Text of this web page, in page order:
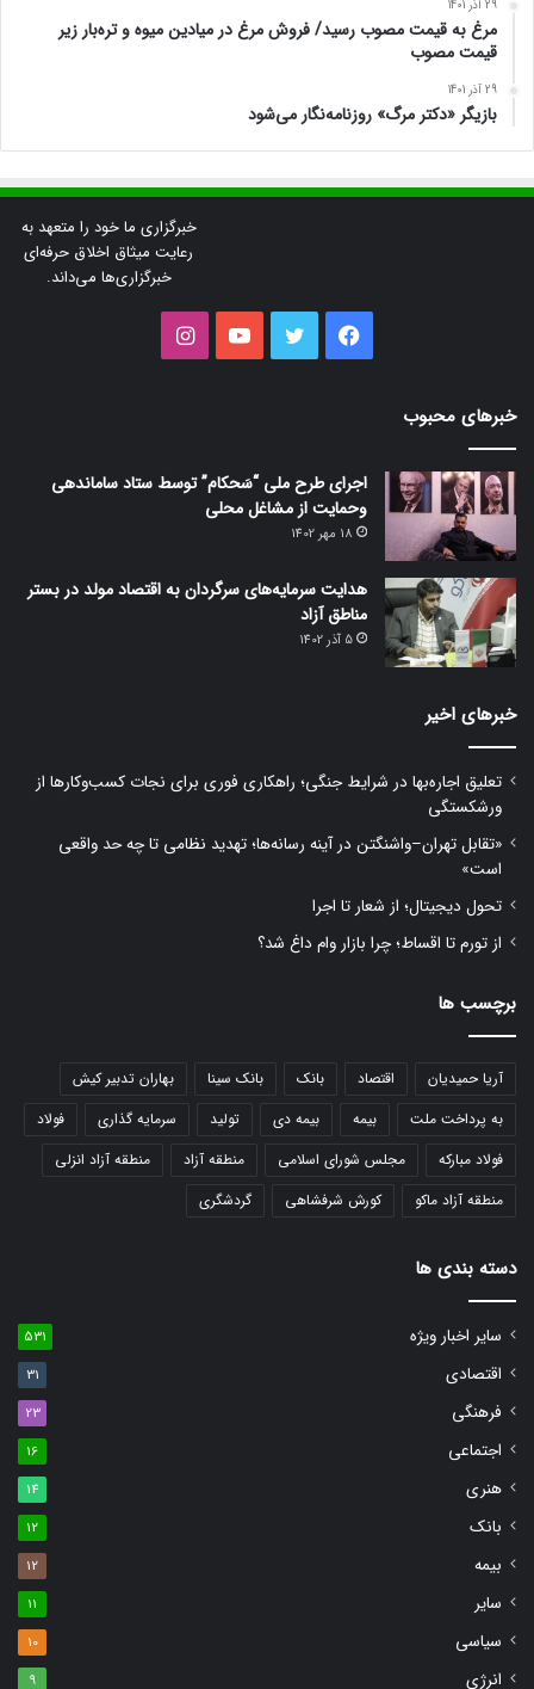
29 آذر 1401
مرغ به قیمت مصوب رسید/ فروش مرغ در میادین میوه و تره‌بار زیر
قیمت مصوب
29 آذر 1401
بازیگر «دکتر مرگ» روزنامه‌نگار می‌شود
خبرگزاری ما خود را متعهد به
رعایت میثاق اخلاق حرفه‌ای
خبرگزاری‌ها می‌داند.
فیس
توییتر یوتیوب
خبرهای محبوب
اجرای طرح ملی “سَحکام” توسط ستاد ساماندهی
وحمایت از مشاغل محلی
18 مهر 1402
هدایت سرمایه‌های سرگردان به اقتصاد مولد در بستر
مناطق آزاد
5 آذر 1402
خبرهای اخیر
تعلیق اجاره‌بها در شرایط جنگی؛ راهکاری فوری برای نجات کسب‌وکارها از
ورشکستگی
«تقابل تهران–واشنگتن در آینه رسانه‌ها؛ تهدید نظامی تا چه حد واقعی
است»
تحول دیجیتال؛ از شعار تا اجرا
از تورم تا اقساط؛ چرا بازار وام داغ شد؟
برچسب ها
آریا حمیدیان اقتصاد بانک بانک سینا
بهاران تدبیر کیش
به پرداخت ملت
بیمه بیمه دی تولید سرمایه گذاری
فولاد
فولاد مبارکه
مجلس شورای اسلامی منطقه آزاد
منطقه آزاد انزلی
منطقه آزاد ماکو
کورش شرفشاهی گردشگری
دسته بندی ها
سایر اخبار ویژه 531
اقتصادی 31
فرهنگی 23
اجتماعی 16
هنری 14
بانک 12
بیمه 12
سایر 11
سیاسی 10
انرژی 9